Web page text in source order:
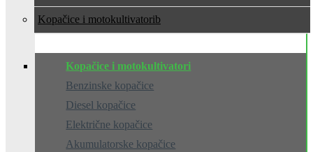
Kopačice i motokultivatori
Kopačice i motokultivatori
Benzinske kopačice
Diesel kopačice
Električne kopačice
Akumulatorske kopačice